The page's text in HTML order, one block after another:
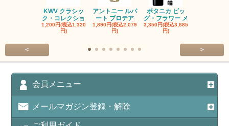
KWV クラシッ
ク・コレクショ
1,200円(税込1,320
円)
アントニー ルパ
ート プロテア
1,890円(税込2,079
円)
ボタニカ ビッ
グ・フラワー メ
3,350円(税込3,685
円)
< >
会員メニュー
メールマガジン登録・解除